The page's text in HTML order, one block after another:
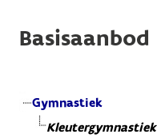
Basisaanbod
Gymnastiek
Kleutergymnastiek